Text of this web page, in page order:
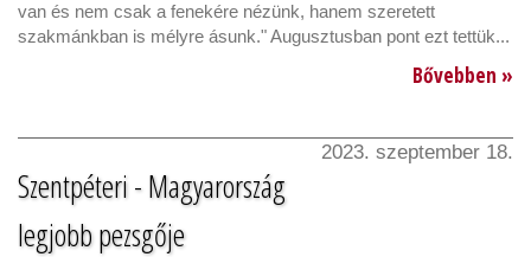
van és nem csak a fenekére nézünk, hanem szeretett
szakmánkban is mélyre ásunk." Augusztusban pont ezt tettük...
Bővebben »
2023. szeptember 18.
Szentpéteri - Magyarország
legjobb pezsgője